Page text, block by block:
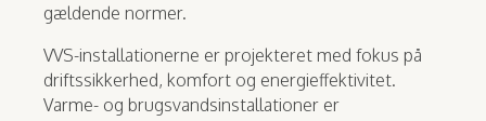
gældende normer.
VVS-installationerne er projekteret med fokus på
driftssikkerhed, komfort og energieffektivitet.
Varme- og brugsvandsinstallationer er